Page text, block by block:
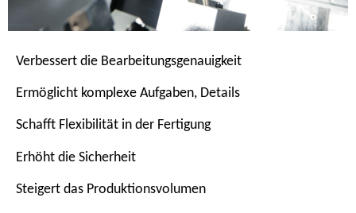
Verbessert die Bearbeitungsgenauigkeit
Ermöglicht komplexe Aufgaben, Details
Schafft Flexibilität in der Fertigung
Erhöht die Sicherheit
Steigert das Produktionsvolumen